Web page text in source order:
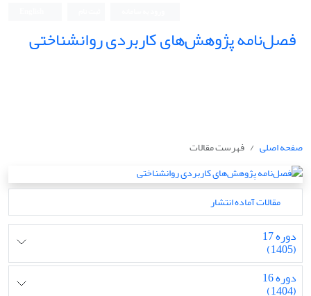
فصل‌نامه پژوهش‌های کاربردی روانشناختی
صفحه اصلی فهرست مقالات
مقالات آماده انتشار
دوره 17
(1405)
دوره 16
(1404)